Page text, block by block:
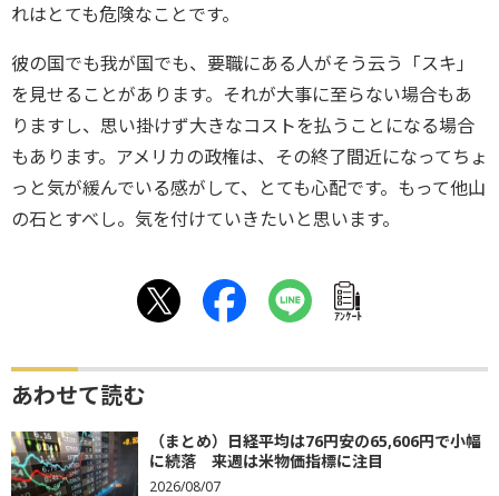
れはとても危険なことです。
彼の国でも我が国でも、要職にある人がそう云う「スキ」
を見せることがあります。それが大事に至らない場合もあ
りますし、思い掛けず大きなコストを払うことになる場合
もあります。アメリカの政権は、その終了間近になってちょ
っと気が緩んでいる感がして、とても心配です。もって他山
の石とすべし。気を付けていきたいと思います。
ｱﾝｹｰﾄ
あわせて読む
（まとめ）日経平均は76円安の65,606円で小幅
に続落 来週は米物価指標に注目
2026/08/07